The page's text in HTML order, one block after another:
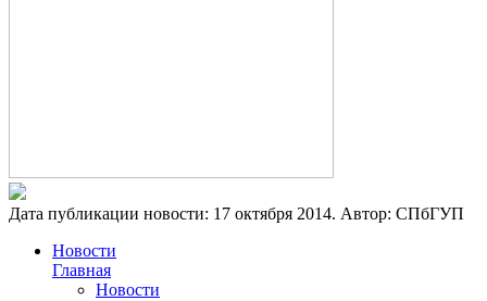
Дата публикации новости: 17 октября 2014. Автор: СПбГУП
Новости
Главная
Новости